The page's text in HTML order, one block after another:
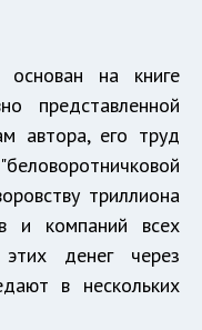
на книге
представленной
автора, его труд
триллиона
и компаний всех
денег через
в нескольких